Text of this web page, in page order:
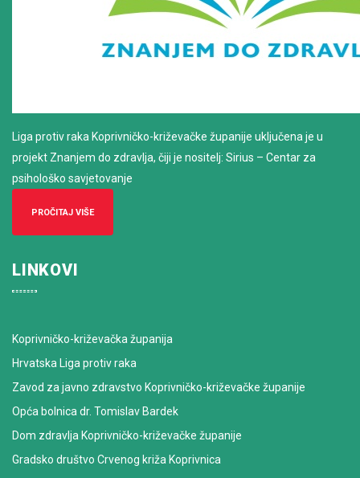
Liga protiv raka Koprivničko-križevačke županije uključena je u
projekt Znanjem do zdravlja, čiji je nositelj: Sirius – Centar za
psihološko savjetovanje
PROČITAJ VIŠE
LINKOVI
Koprivničko-križevačka županija
Hrvatska Liga protiv raka
Zavod za javno zdravstvo Koprivničko-križevačke županije
Opća bolnica dr. Tomislav Bardek
Dom zdravlja Koprivničko-križevačke županije
Gradsko društvo Crvenog križa Koprivnica